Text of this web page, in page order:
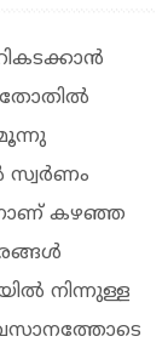
മൂന്നു
സ്വർണം
കഴഞ്ഞ
നിന്നുള്ള